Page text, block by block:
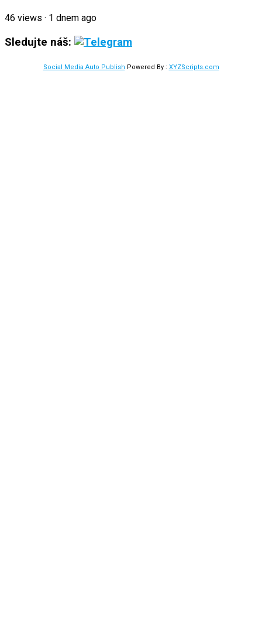
46 views · 1 dnem ago
Sledujte náš:
Social Media Auto Publish Powered By : XYZScripts.com